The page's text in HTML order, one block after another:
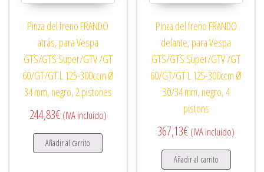
Pinza del freno FRANDO
atrás, para Vespa
GTS/GTS Super/GTV /GT
60/GT/GT L 125-300ccm Ø
34 mm, negro, 2 pistones
244,83€ (IVA incluido)
Añadir al carrito
Pinza del freno FRANDO
delante, para Vespa
GTS/GTS Super/GTV /GT
60/GT/GT L 125-300ccm Ø
30/34 mm, negro, 4
pistons
367,13€ (IVA incluido)
Añadir al carrito